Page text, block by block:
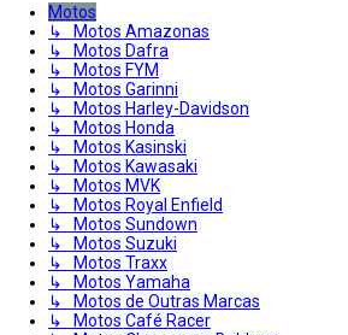
Motos
↳ Motos Amazonas
↳ Motos Dafra
↳ Motos FYM
↳ Motos Garinni
↳ Motos Harley-Davidson
↳ Motos Honda
↳ Motos Kasinski
↳ Motos Kawasaki
↳ Motos MVK
↳ Motos Royal Enfield
↳ Motos Sundown
↳ Motos Suzuki
↳ Motos Traxx
↳ Motos Yamaha
↳ Motos de Outras Marcas
↳ Motos Café Racer